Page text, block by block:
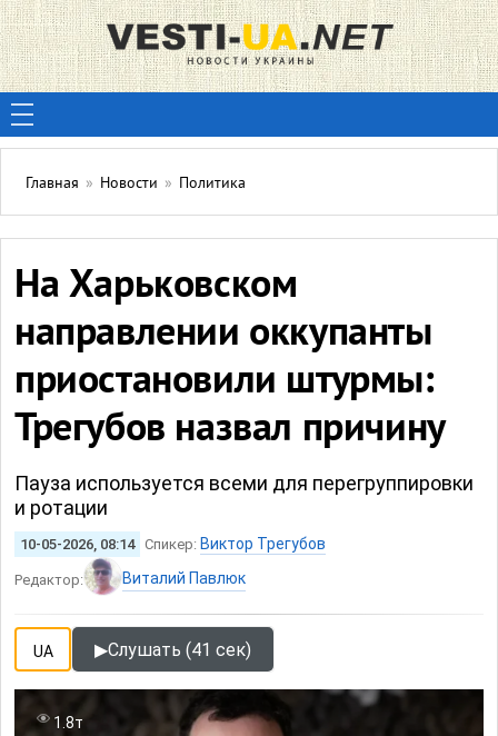
Главная » Новости » Политика
На Харьковском
направлении оккупанты
приостановили штурмы:
Трегубов назвал причину
Пауза используется всеми для перегруппировки
и ротации
10-05-2026, 08:14 Спикер: Виктор Трегубов
Редактор: Виталий Павлюк
UA ▶Слушать (41 сек)
1.8т